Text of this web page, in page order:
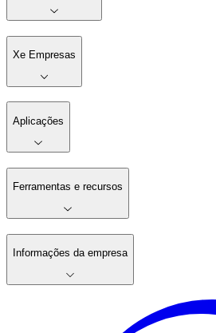
Xe Empresas
Aplicações
Ferramentas e recursos
Informações da empresa